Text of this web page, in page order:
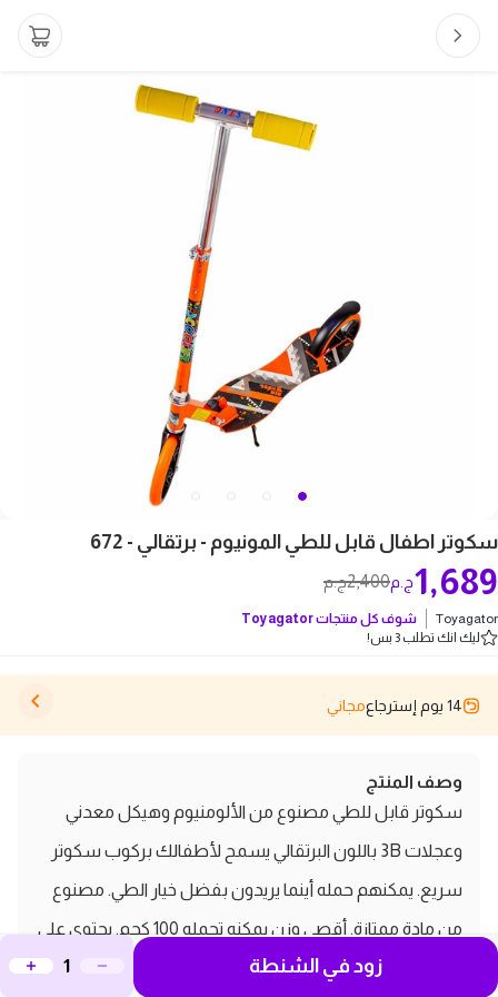
سكوتر اطفال قابل للطي المونيوم - برتقالي - 672
2,400ج.م 1,689ج.م
Toyagator شوف كل منتجاتToyagator
ليك انك تطلب 3 بس!
14 يوم إسترجاع مجاني
وصف المنتج
سكوتر قابل للطي مصنوع من الألومنيوم وهيكل معدني
وعجلات 3B باللون البرتقالي يسمح لأطفالك بركوب سكوتر
سريع. يمكنهم حمله أينما يريدون بفضل خيار الطي. مصنوع
من مادة ممتازة. أقصى وزن يمكنه تحمله 100 كجم. يحتوي على
عجلات خفيفة. مناسب للأطفال بعمر 10 سنوات وما فوق
زود في الشنطة